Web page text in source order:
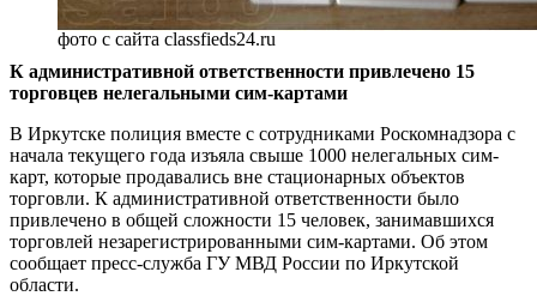
фото с сайта classfieds24.ru
К административной ответственности привлечено 15
торговцев нелегальными сим-картами
В Иркутске полиция вместе с сотрудниками Роскомнадзора с
начала текущего года изъяла свыше 1000 нелегальных сим-
карт, которые продавались вне стационарных объектов
торговли. К административной ответственности было
привлечено в общей сложности 15 человек, занимавшихся
торговлей незарегистрированными сим-картами. Об этом
сообщает пресс-служба ГУ МВД России по Иркутской
области.